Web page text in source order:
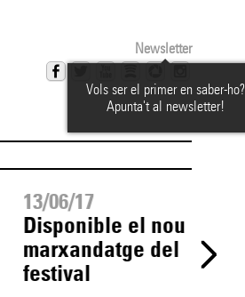
Newsletter
Vols ser el primer en saber-ho?
Apunta't al newsletter!
13/06/17
Disponible el nou
marxandatge del
festival